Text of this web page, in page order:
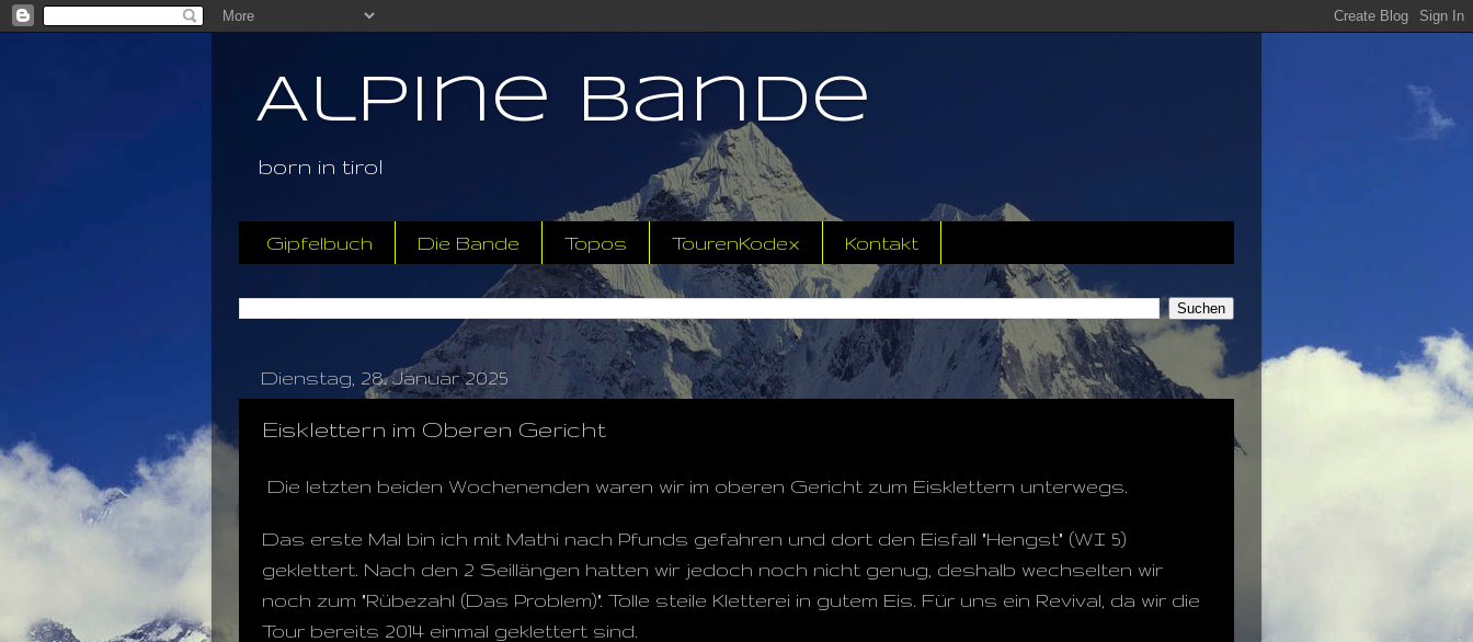
Alpine Bande
born in tirol
Gipfelbuch Die Bande Topos TourenKodex Kontakt
Dienstag, 28. Januar 2025
Eisklettern im Oberen Gericht
Die letzten beiden Wochenenden waren wir im oberen Gericht zum Eisklettern unterwegs.
Das erste Mal bin ich mit Mathi nach Pfunds gefahren und dort den Eisfall "Hengst" (WI 5)
geklettert. Nach den 2 Seillängen hatten wir jedoch noch nicht genug, deshalb wechselten wir
noch zum "Rübezahl (Das Problem)". Tolle steile Kletterei in gutem Eis. Für uns ein Revival, da wir die
Tour bereits 2014 einmal geklettert sind.